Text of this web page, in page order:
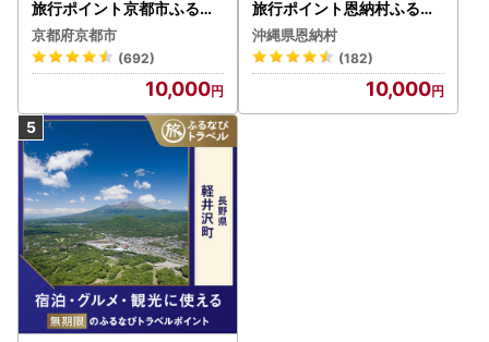
旅行ポイント京都市ふるな
びトラベルポイント
京都府京都市
(692)
10,000
旅行ポイント恩納村ふるな
びトラベルポイント
沖縄県恩納村
(182)
10,000